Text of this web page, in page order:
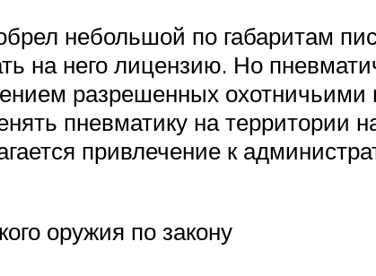
небольшой по габаритам
на него лицензию. Но
разрешенных
пневматику на территории
привлечение к
оружия по закону